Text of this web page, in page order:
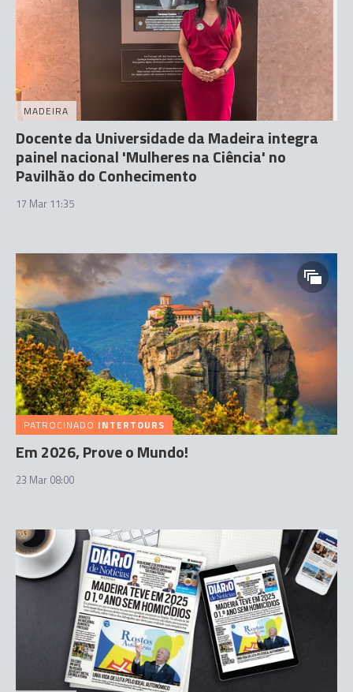
MADEIRA
Docente da Universidade da Madeira integra
painel nacional 'Mulheres na Ciência' no
Pavilhão do Conhecimento
17 Mar 11:35
PATROCINADO INTERTOURS
Em 2026, Prove o Mundo!
23 Mar 08:00